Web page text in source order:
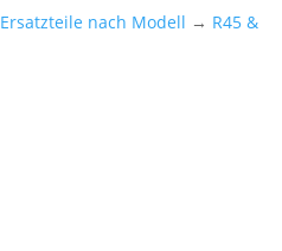
Ersatzteile nach Modell → R45 &